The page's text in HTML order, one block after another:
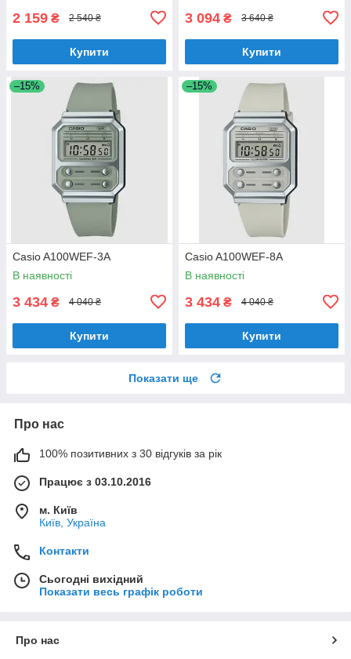
2 159 ₴ 2 540 ₴
Купити
3 094 ₴ 3 640 ₴
Купити
–15%
Casio A100WEF-3A
В наявності
3 434 ₴ 4 040 ₴
Купити
–15%
Casio A100WEF-8A
В наявності
3 434 ₴ 4 040 ₴
Купити
Показати ще
Про нас
100% позитивних з 30 відгуків за рік
Працює з 03.10.2016
м. Київ
Київ, Україна
Контакти
Сьогодні вихідний
Показати весь графік роботи
Про нас